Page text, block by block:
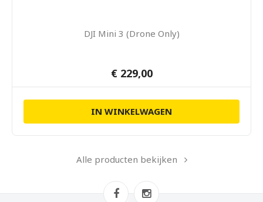
DJI Mini 3 (Drone Only)
€ 229,00
IN WINKELWAGEN
Alle producten bekijken